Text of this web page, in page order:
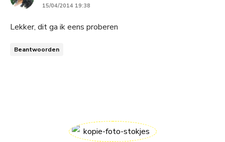
15/04/2014 19:38
Lekker, dit ga ik eens proberen
Beantwoorden